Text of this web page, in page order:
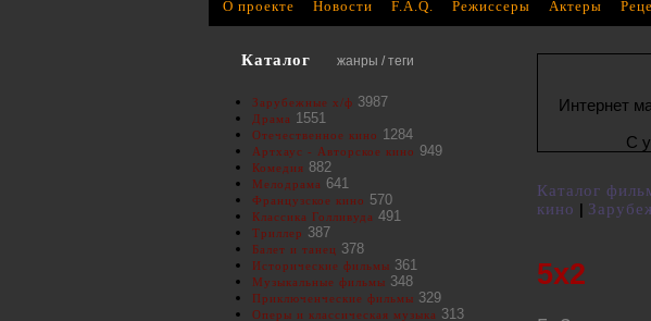
Интернет
С
Каталог
кино
5x2
Каталог жанры / теги
Зарубежные х/ф 3987
Драма 1551
Отечественное кино 1284
Артхаус - Авторское кино 949
Комедия 882
Мелодрама 641
Французское кино 570
Классика Голливуда 491
Триллер 387
Балет и танец 378
Исторические фильмы 361
Музыкальные фильмы 348
Приключенческие фильмы 329
Оперы и классическая музыка 313
О проекте Новости F.A.Q. Режиссеры Актеры